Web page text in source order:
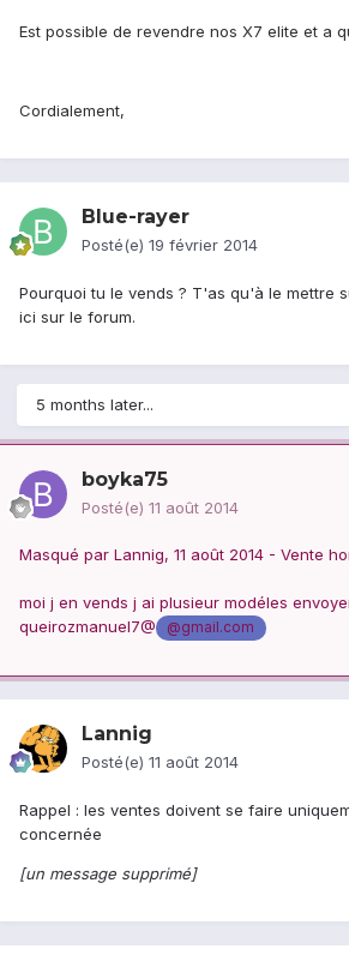
Est possible de revendre nos X7 elite et a
Cordialement,
Blue-rayer
Posté(e) 19 février 2014
Pourquoi tu le vends ? T'as qu'à le mettre
ici sur le forum.
5 months later...
boyka75
Posté(e) 11 août 2014
Masqué par Lannig, 11 août 2014 - Vente
moi j en vends j ai plusieur modéles
queirozmanuel7@
@gmail.com
Lannig
Posté(e) 11 août 2014
Rappel : les ventes doivent se faire
concernée
[un message supprimé]